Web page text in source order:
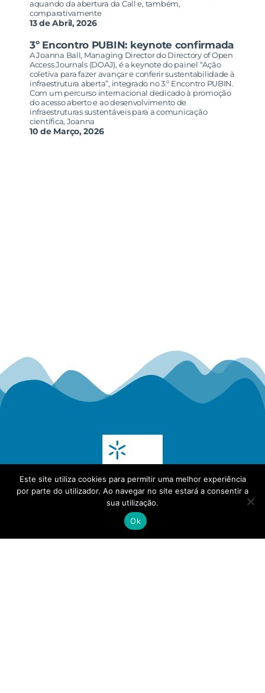
aquando da abertura da Call e, também,
comparativamente
13 de Abril, 2026
3º Encontro PUBIN: keynote confirmada
A Joanna Ball, Managing Director do Directory of Open
Access Journals (DOAJ), é a keynote do painel “Ação
coletiva para fazer avançar e conferir sustentabilidade à
infraestrutura aberta”, integrado no 3.º Encontro PUBIN.
Com um percurso internacional dedicado à promoção
do acesso aberto e ao desenvolvimento de
infraestruturas sustentáveis para a comunicação
científica, Joanna
10 de Março, 2026
Este site utiliza cookies para permitir uma melhor experiência
por parte do utilizador. Ao navegar no site estará a consentir a
sua utilização.
Ok